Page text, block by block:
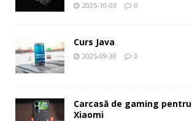
2025-10-03 0
Curs Java
2025-09-30 0
Carcasă de gaming pentru
Xiaomi